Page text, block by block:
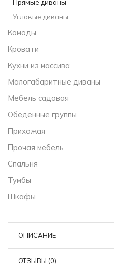
Прямые диваны
Угловые диваны
Комоды
Кровати
Кухни из массива
Малогабаритные диваны
Мебель садовая
Обеденные группы
Прихожая
Прочая мебель
Спальня
Тумбы
Шкафы
ОПИСАНИЕ
ОТЗЫВЫ (0)